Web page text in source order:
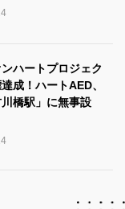
ンハートプロジェク
成！ハートAED、
橋駅」に無事設